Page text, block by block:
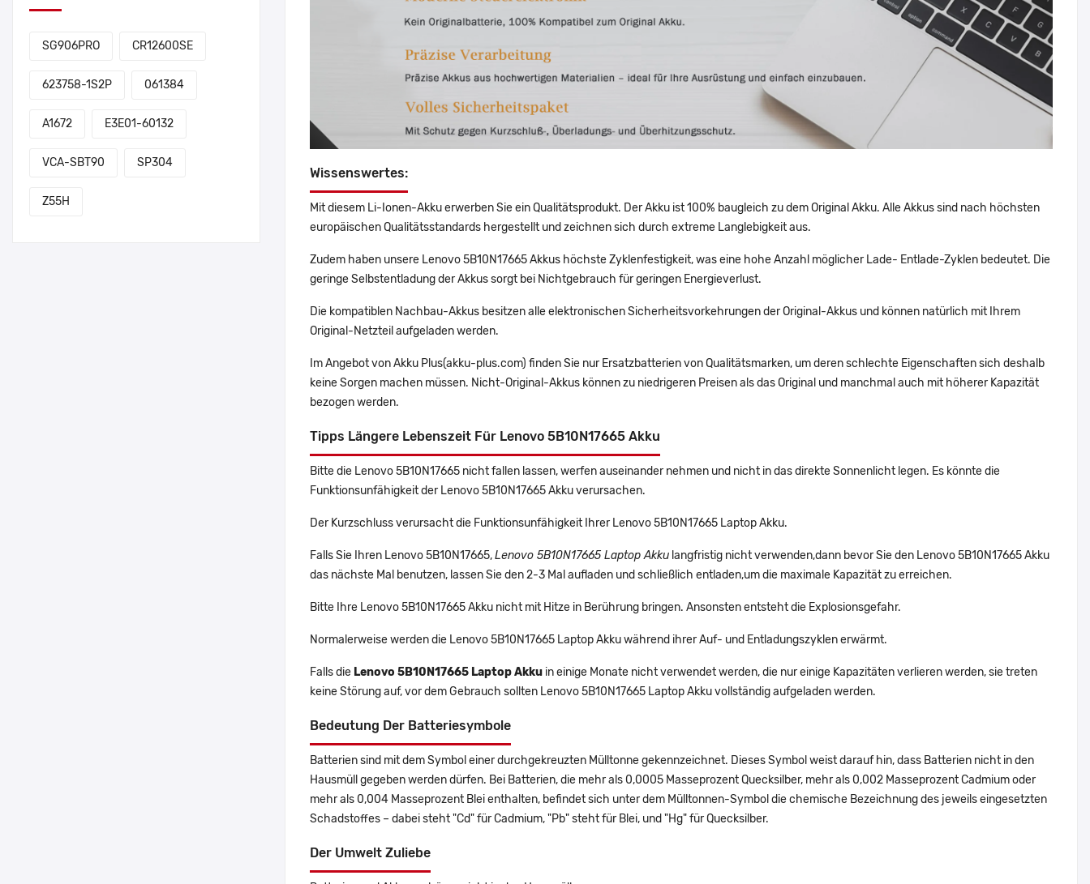
SG906PRO CR12600SE
623758-1S2P 061384
A1672 E3E01-60132
VCA-SBT90 SP304
Z55H
Wissenswertes:
Mit diesem Li-Ionen-Akku erwerben Sie ein Qualitätsprodukt. Der Akku ist 100% baugleich zu dem Original Akku. Alle Akkus sind nach höchsten
europäischen Qualitätsstandards hergestellt und zeichnen sich durch extreme Langlebigkeit aus.
Zudem haben unsere Lenovo 5B10N17665 Akkus höchste Zyklenfestigkeit, was eine hohe Anzahl möglicher Lade- Entlade-Zyklen bedeutet. Die
geringe Selbstentladung der Akkus sorgt bei Nichtgebrauch für geringen Energieverlust.
Die kompatiblen Nachbau-Akkus besitzen alle elektronischen Sicherheitsvorkehrungen der Original-Akkus und können natürlich mit Ihrem
Original-Netzteil aufgeladen werden.
Im Angebot von Akku Plus(akku-plus.com) finden Sie nur Ersatzbatterien von Qualitätsmarken, um deren schlechte Eigenschaften sich deshalb
keine Sorgen machen müssen. Nicht-Original-Akkus können zu niedrigeren Preisen als das Original und manchmal auch mit höherer Kapazität
bezogen werden.
Tipps Längere Lebenszeit Für Lenovo 5B10N17665 Akku
Bitte die Lenovo 5B10N17665 nicht fallen lassen, werfen auseinander nehmen und nicht in das direkte Sonnenlicht legen. Es könnte die
Funktionsunfähigkeit der Lenovo 5B10N17665 Akku verursachen.
Der Kurzschluss verursacht die Funktionsunfähigkeit Ihrer Lenovo 5B10N17665 Laptop Akku.
Falls Sie Ihren Lenovo 5B10N17665,Lenovo 5B10N17665 Laptop Akku langfristig nicht verwenden,dann bevor Sie den Lenovo 5B10N17665 Akku
das nächste Mal benutzen, lassen Sie den 2-3 Mal aufladen und schließlich entladen,um die maximale Kapazität zu erreichen.
Bitte Ihre Lenovo 5B10N17665 Akku nicht mit Hitze in Berührung bringen. Ansonsten entsteht die Explosionsgefahr.
Normalerweise werden die Lenovo 5B10N17665 Laptop Akku während ihrer Auf- und Entladungszyklen erwärmt.
Falls die Lenovo 5B10N17665 Laptop Akku in einige Monate nicht verwendet werden, die nur einige Kapazitäten verlieren werden, sie treten
keine Störung auf, vor dem Gebrauch sollten Lenovo 5B10N17665 Laptop Akku vollständig aufgeladen werden.
Bedeutung Der Batteriesymbole
Batterien sind mit dem Symbol einer durchgekreuzten Mülltonne gekennzeichnet. Dieses Symbol weist darauf hin, dass Batterien nicht in den
Hausmüll gegeben werden dürfen. Bei Batterien, die mehr als 0,0005 Masseprozent Quecksilber, mehr als 0,002 Masseprozent Cadmium oder
mehr als 0,004 Masseprozent Blei enthalten, befindet sich unter dem Mülltonnen-Symbol die chemische Bezeichnung des jeweils eingesetzten
Schadstoffes – dabei steht "Cd" für Cadmium, "Pb" steht für Blei, und "Hg" für Quecksilber.
Der Umwelt Zuliebe